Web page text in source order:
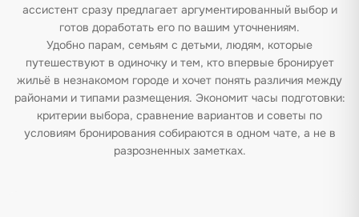
ассистент сразу предлагает аргументированный выбор и
готов доработать его по вашим уточнениям.
Удобно парам, семьям с детьми, людям, которые
путешествуют в одиночку и тем, кто впервые бронирует
жильё в незнакомом городе и хочет понять различия между
районами и типами размещения. Экономит часы подготовки:
критерии выбора, сравнение вариантов и советы по
условиям бронирования собираются в одном чате, а не в
разрозненных заметках.